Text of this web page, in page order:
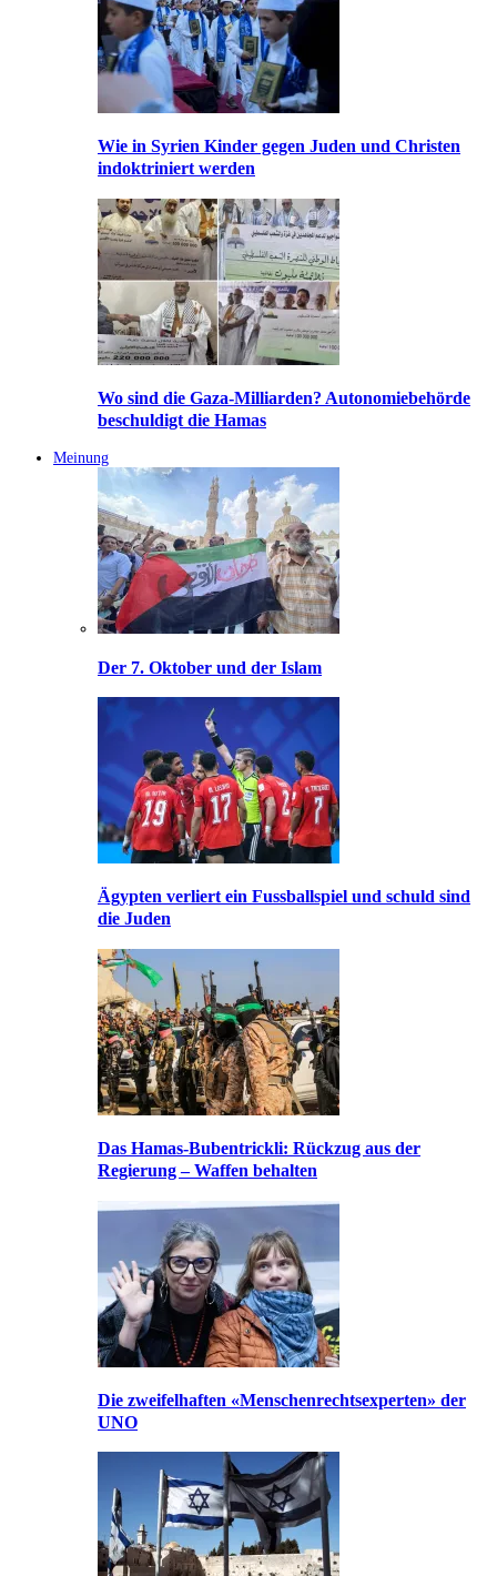
Wie in Syrien Kinder gegen Juden und Christen
indoktriniert werden
Wo sind die Gaza-Milliarden? Autonomiebehörde
beschuldigt die Hamas
Meinung
Der 7. Oktober und der Islam
Ägypten verliert ein Fussballspiel und schuld sind
die Juden
Das Hamas-Bubentrickli: Rückzug aus der
Regierung – Waffen behalten
Die zweifelhaften «Menschenrechtsexperten» der
UNO